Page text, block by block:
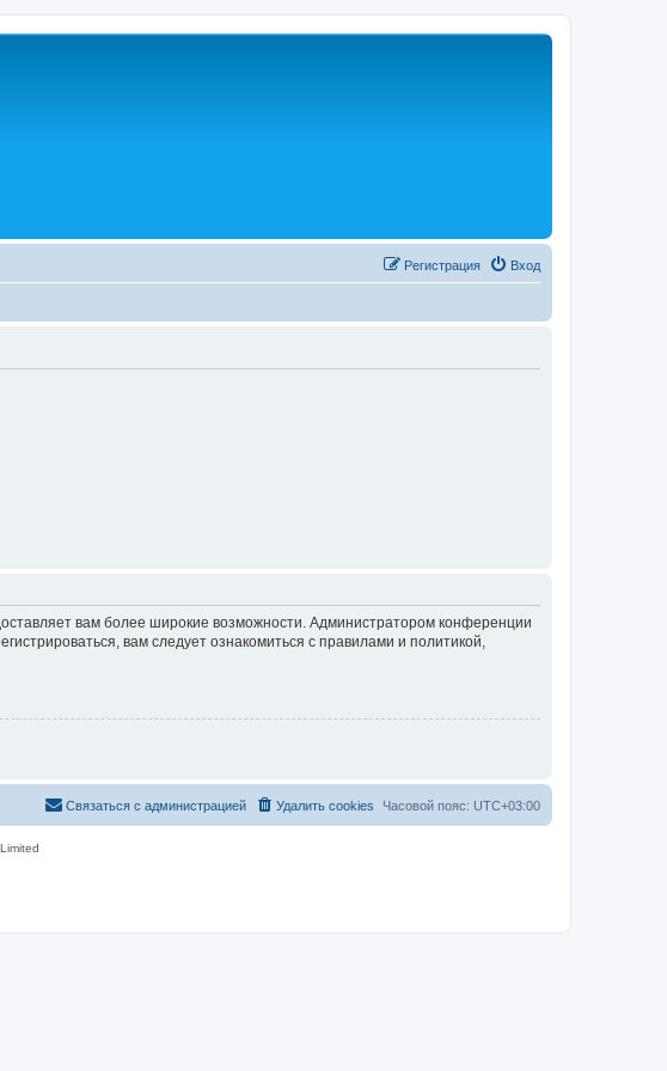
Вход
Регистрация
вам более широкие возможности. Администратором конференции
вам следует ознакомиться с правилами и политикой,
Часовой пояс: UTC+03:00
Удалить cookies
Связаться с администрацией